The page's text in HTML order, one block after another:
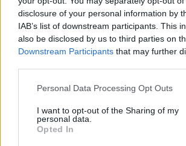
disclosure of your personal information by
IAB’s list of downstream participants. This
also be disclosed by us to third parties on
Downstream Participants that may further
Please note that this website/app uses one
not limited to your visit or usage behaviour.
grant or deny consent to Google and its
use your data for below specified purposes
Personal Data Processing Opt Outs
I want to opt-out of the Sharing of my
personal data.
Opted In
képen a többszörös gyilkos
látható, akinek megengedték
napjának délelőttjén még
családjával és egy közös fotó is
Következő oldal
Top 10